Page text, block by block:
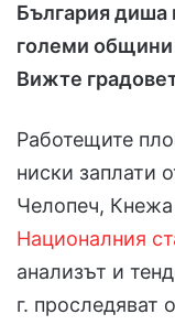
България диша
големи общини
Вижте
Работещите
ниски заплати
Челопеч,
Националния
анализът и
г. проследяват